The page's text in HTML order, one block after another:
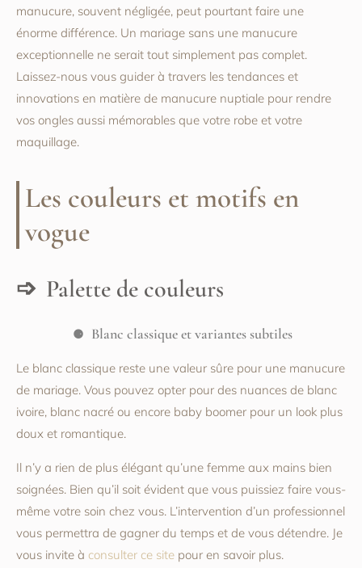
manucure, souvent négligée, peut pourtant faire une
énorme différence. Un mariage sans une manucure
exceptionnelle ne serait tout simplement pas complet.
Laissez-nous vous guider à travers les tendances et
innovations en matière de manucure nuptiale pour rendre
vos ongles aussi mémorables que votre robe et votre
maquillage.
Les couleurs et motifs en
vogue
Palette de couleurs
Blanc classique et variantes subtiles
Le blanc classique reste une valeur sûre pour une manucure
de mariage. Vous pouvez opter pour des nuances de blanc
ivoire, blanc nacré ou encore baby boomer pour un look plus
doux et romantique.
Il n’y a rien de plus élégant qu’une femme aux mains bien
soignées. Bien qu’il soit évident que vous puissiez faire vous-
même votre soin chez vous. L’intervention d’un professionnel
vous permettra de gagner du temps et de vous détendre. Je
vous invite à consulter ce site pour en savoir plus.